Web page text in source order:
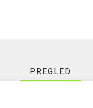
PREGLED